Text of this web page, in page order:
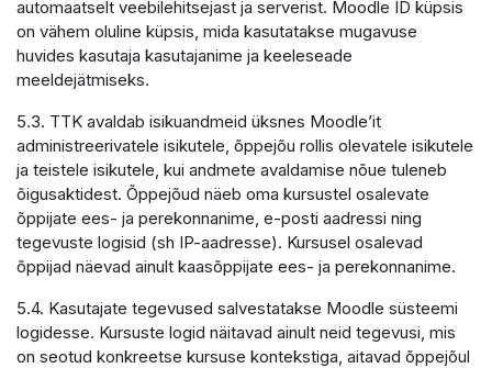
automaatselt veebilehitsejast ja serverist. Moodle ID küpsis
on vähem oluline küpsis, mida kasutatakse mugavuse
huvides kasutaja kasutajanime ja keeleseade
meeldejätmiseks.
5.3. TTK avaldab isikuandmeid üksnes Moodle’it
administreerivatele isikutele, õppejõu rollis olevatele isikutele
ja teistele isikutele, kui andmete avaldamise nõue tuleneb
õigusaktidest. Õppejõud näeb oma kursustel osalevate
õppijate ees- ja perekonnanime, e-posti aadressi ning
tegevuste logisid (sh IP-aadresse). Kursusel osalevad
õppijad näevad ainult kaasõppijate ees- ja perekonnanime.
5.4. Kasutajate tegevused salvestatakse Moodle süsteemi
logidesse. Kursuste logid näitavad ainult neid tegevusi, mis
on seotud konkreetse kursuse kontekstiga, aitavad õppejõul